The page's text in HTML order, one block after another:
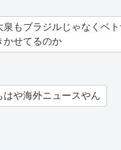
泉もブラジルじゃなくベ
かせてるのか
はや海外ニュースやん